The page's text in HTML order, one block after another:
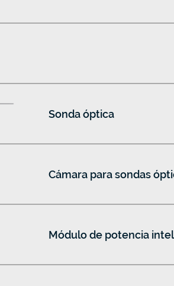
Sonda óptica
Cámara para sondas
Módulo de potencia